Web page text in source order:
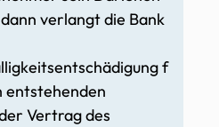
verlangt die Bank
f
entstehenden
Vertrag des